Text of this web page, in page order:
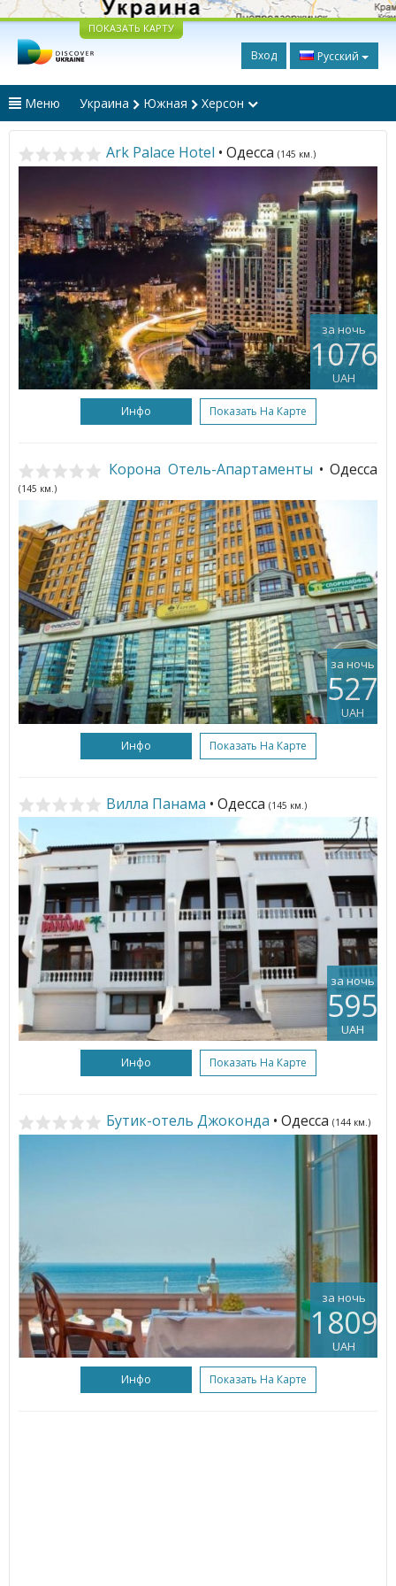
ПОКАЗАТЬ КАРТУ
Вход Русский
Меню Украина Южная Херсон
Ark Palace Hotel • Одесса (145 км.)
за ночь
1076
UAH
Инфо Показать На Карте
Корона Отель-Апартаменты • Одесса
(145 км.)
за ночь
527
UAH
Инфо Показать На Карте
Вилла Панама • Одесса (145 км.)
за ночь
595
UAH
Инфо Показать На Карте
Бутик-отель Джоконда • Одесса (144 км.)
за ночь
1809
UAH
Инфо Показать На Карте